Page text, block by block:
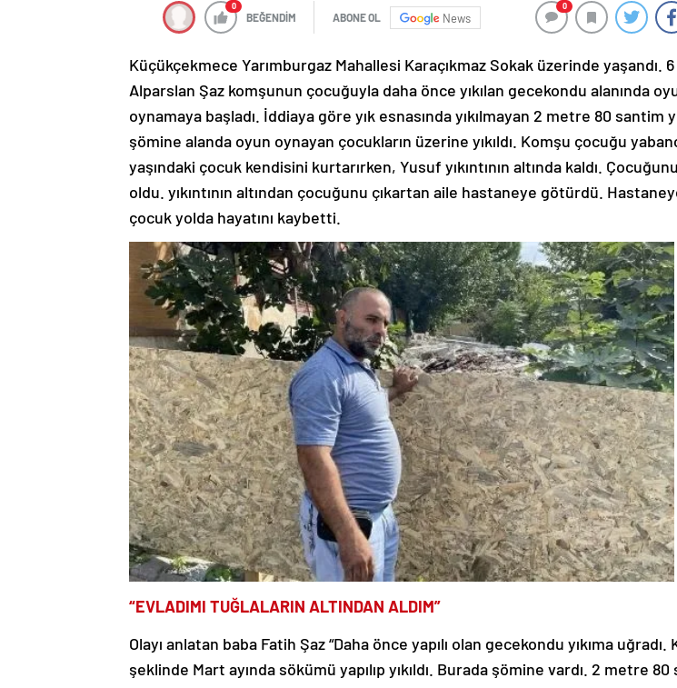
0
BEĞENDİM ABONE OL News
0
Küçükçekmece Yarımburgaz Mahallesi Karaçıkmaz Sokak üzerinde yaşandı.
Alparslan Şaz komşunun çocuğuyla daha önce yıkılan gecekondu alanında
oynamaya başladı. İddiaya göre yık esnasında yıkılmayan 2 metre 80 santim
şömine alanda oyun oynayan çocukların üzerine yıkıldı. Komşu çocuğu
yaşındaki çocuk kendisini kurtarırken, Yusuf yıkıntının altında kaldı.
oldu. yıkıntının altından çocuğunu çıkartan aile hastaneye götürdü.
çocuk yolda hayatını kaybetti.
“EVLADIMI TUĞLALARIN ALTINDAN ALDIM”
Olayı anlatan baba Fatih Şaz “Daha önce yapılı olan gecekondu yıkıma
şeklinde Mart ayında sökümü yapılıp yıkıldı. Burada şömine vardı. 2 metre